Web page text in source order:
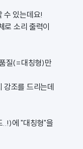
수 있는데요!
소리 출력이
질(=대칭형)만
조를 드리는데
에 "대칭형"을